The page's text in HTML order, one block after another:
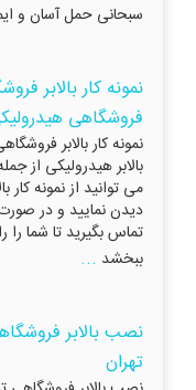
سبحانی حمل آسان و
نمونه کار بالابر
فروشگاهی
نمونه کار بالابر
بالابر هیدرولیکی از
می توانید از نمونه
دیدن نمایید و در
ببخشد ...
نصب بالابر
تهران